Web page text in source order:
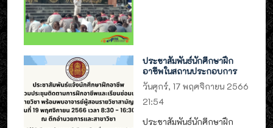
ประชาสัมพันธ์นักศึกษาฝึก
อาชีพในสถานประกอบการ
วันศุกร์, 17 พฤศจิกายน 2566
21:54
ประชาสัมพันธ์นักศึกษาฝึก